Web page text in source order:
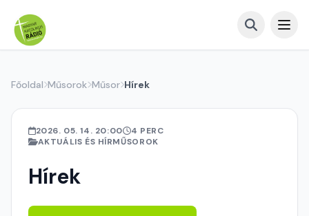
Főoldal Műsorok Műsor Hírek
2026. 05. 14. 20:00
4 PERC
AKTUÁLIS ÉS HÍRMŰSOROK
Hírek